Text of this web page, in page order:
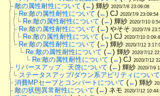
├ 敵の属性耐性について (←) 輝紗 2020/7/8 23:09:08
│├ Re:敵の属性耐性について (←) CJ 2020/7/9 23:09:54
││└ Re:敵の属性耐性について (←) 輝紗 2020/7/10
│├ Re:敵の属性耐性について (←) やそそ 2020/7/9
││└ Re:敵の属性耐性について (←) CJ 2020/7/10
│└ Re:敵の属性耐性について (←) 輝紗 2020/7/12
│　└ Re:敵の属性耐性について (←) 輝紗 2020/7/12
│　　└ Re:敵の属性耐性について (←) CJ 2020/7/12
├ リバースアップ、天啓について (←) 輝紗 2020/7/9
│└ ステータスアップ/ダウン系アビリティについて
├ 消費MPセーブとコンバートについて (←) 輝紗
├ 敵の状態異常耐性について (←) ネモ 2020/7/12